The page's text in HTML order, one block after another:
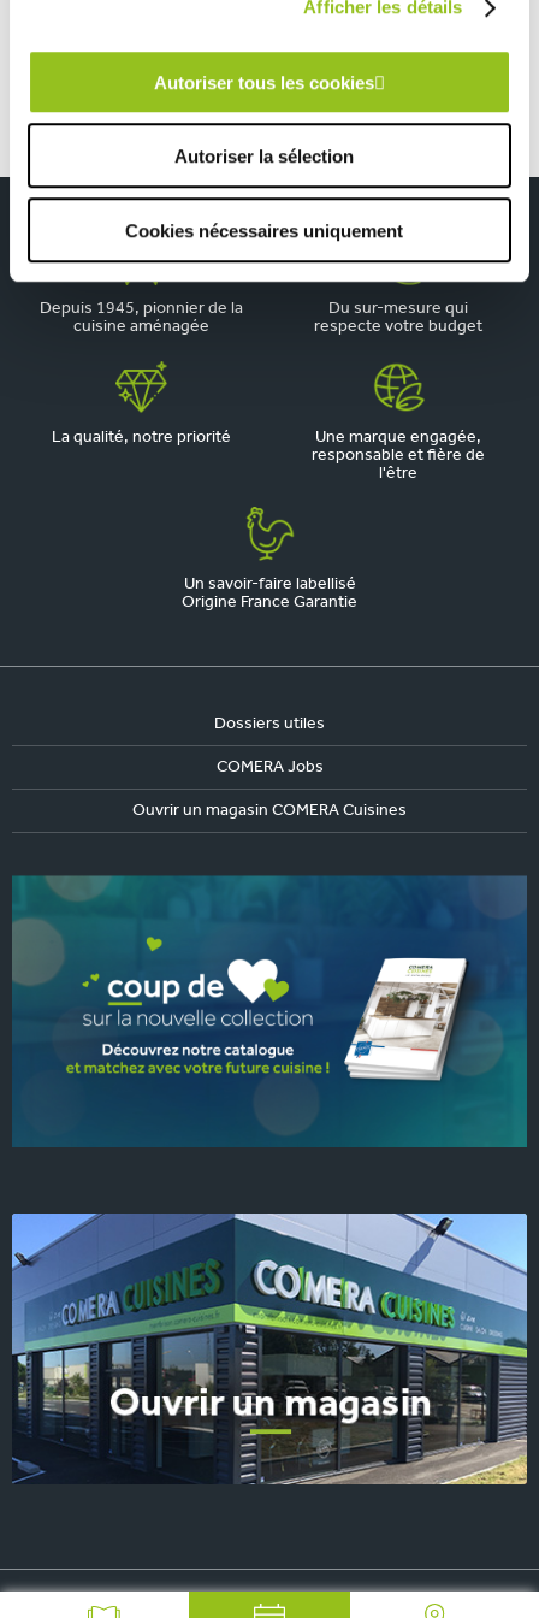
Afficher les détails
Autoriser tous les cookies
Autoriser la sélection
Cookies nécessaires uniquement
Depuis 1945, pionnier de la
cuisine aménagée
Du sur-mesure qui
respecte votre budget
La qualité, notre priorité
Une marque engagée,
responsable et fière de
l'être
Un savoir-faire labellisé
Origine France Garantie
Dossiers utiles
COMERA Jobs
Ouvrir un magasin COMERA Cuisines
© 2026 COMERA Cuisines, tous droits réservés Plan du site